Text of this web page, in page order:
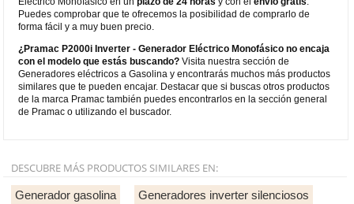
Puedes comprobar que te ofrecemos la posibilidad de comprarlo de
forma fácil y a muy buen precio.
¿Pramac P2000i Inverter - Generador Eléctrico Monofásico no encaja
con el modelo que estás buscando? Visita nuestra sección de
Generadores eléctricos a Gasolina y encontrarás muchos más productos
similares que te pueden encajar. Destacar que si buscas otros productos
de la marca Pramac también puedes encontrarlos en la sección general
de Pramac o utilizando el buscador.
DESCUBRE MÁS PRODUCTOS SIMILARES EN:
Generador gasolina Generadores inverter silenciosos